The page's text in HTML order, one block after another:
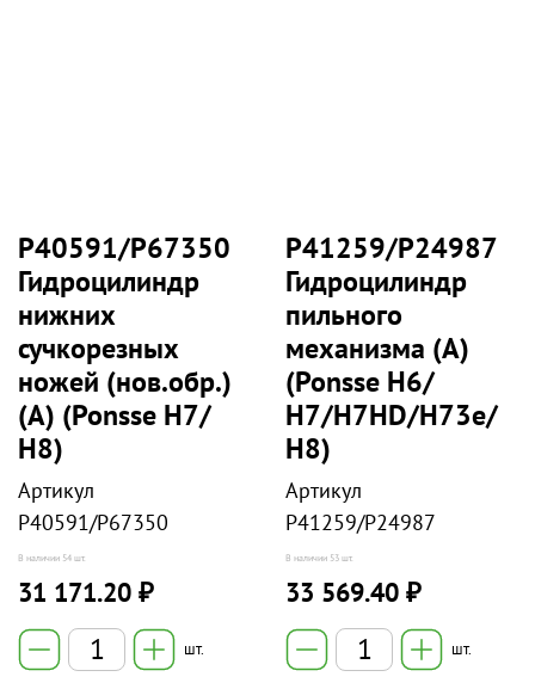
P40591/P67350
Гидроцилиндр
нижних
сучкорезных
ножей (нов.обр.)
(А) (Ponsse Н7/
Н8)
Артикул
P40591/P67350
В наличии 54 шт.
31 171.20 ₽
шт.
P41259/P24987
Гидроцилиндр
пильного
механизма (А)
(Ponsse H6/
Н7/H7HD/Н73е/
Н8)
Артикул
P41259/P24987
В наличии 53 шт.
33 569.40 ₽
шт.